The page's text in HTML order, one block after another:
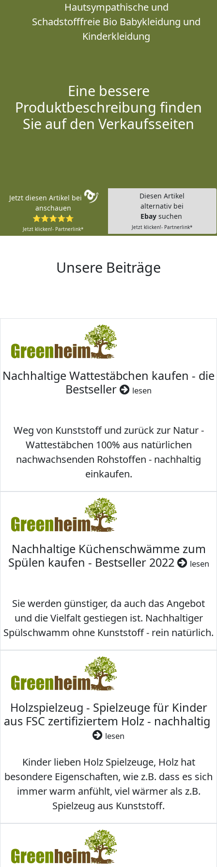
Hautsympathische und
Schadstofffreie Bio Babykleidung und
Kinderkleidung
Eine bessere
Produktbeschreibung finden
Sie auf den Verkaufsseiten
Jetzt diesen Artikel bei
anschauen
⭐⭐⭐⭐⭐
Jetzt klicken!- Partnerlink*
Diesen Artikel
alternativ bei
Ebay suchen
Jetzt klicken!- Partnerlink*
Unsere Beiträge
Nachhaltige Wattestäbchen kaufen - die
Bestseller
lesen
Weg von Kunststoff und zurück zur Natur -
Wattestäbchen 100% aus natürlichen
nachwachsenden Rohstoffen - nachhaltig
einkaufen.
Nachhaltige Küchenschwämme zum
Spülen kaufen - Bestseller 2022
lesen
Sie werden günstiger, da auch das Angebot
und die Vielfalt gestiegen ist. Nachhaltiger
Spülschwamm ohne Kunststoff - rein natürlich.
Holzspielzeug - Spielzeuge für Kinder
aus FSC zertifiziertem Holz - nachhaltig
lesen
Kinder lieben Holz Spielzeuge, Holz hat
besondere Eigenschaften, wie z.B. dass es sich
immer warm anfühlt, viel wärmer als z.B.
Spielzeug aus Kunststoff.